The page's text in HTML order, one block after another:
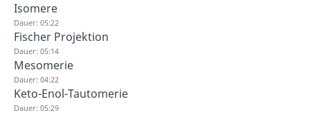
Isomere
Dauer: 05:22
Fischer Projektion
Dauer: 05:14
Mesomerie
Dauer: 04:22
Keto-Enol-Tautomerie
Dauer: 05:29